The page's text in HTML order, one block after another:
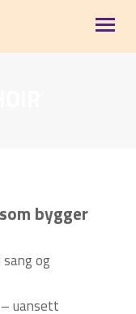
bygger
sang og
uansett